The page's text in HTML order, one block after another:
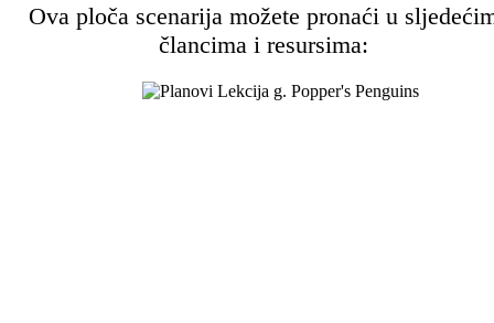
Ova ploča scenarija možete pronaći u
člancima i resursima: